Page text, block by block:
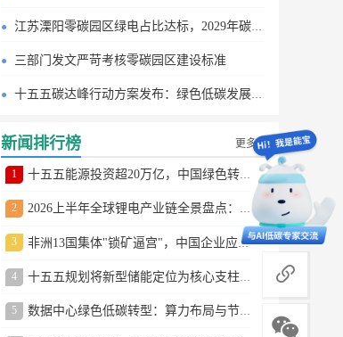
江苏溧阳零碳园区绿电占比达标，2029年碳排目标明确
三部门发文严苛考核零碳园区建设标准
十五五碳达峰行动方案发布：绿色低碳发展路线图
新闻排行榜 更多
1 十五五能源投资超20万亿，中国绿色转型提速
2 2026上半年全球锂电产业链全景盘点：储能爆发、整车出口高增、材料供需分化
3 非洲13国集体"锁矿逼宫"，中国企业应对方案曝光
4 十五五规划将新型储能定位为核心支柱产业
5 数据中心绿色低碳转型：算力布局与节能技术突破